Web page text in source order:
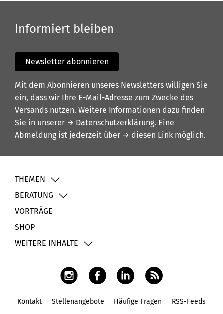
Informiert bleiben
Newsletter abonnieren
Mit dem Abonnieren unseres Newsletters willigen Sie
ein, dass wir Ihre E-Mail-Adresse zum Zwecke des
Versands nutzen. Weitere Informationen dazu finden
Sie in unserer → Datenschutzerklärung. Eine
Abmeldung ist jederzeit über → diesen Link möglich.
THEMEN
BERATUNG
VORTRÄGE
SHOP
WEITERE INHALTE
Kontakt Stellenangebote Häufige Fragen RSS-Feeds